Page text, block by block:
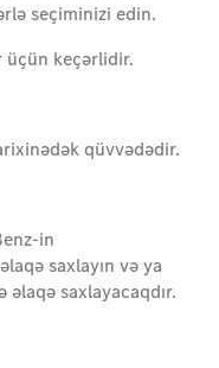
seçiminizi edin.
üçün keçərlidir.
qüvvədədir.
in
saxlayın və ya
saxlayacaqdır.